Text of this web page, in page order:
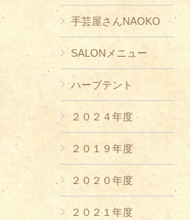
手芸屋さんNAOKO
SALONメニュー
ハーブテント
２０２４年度
２０１９年度
２０２０年度
２０２１年度